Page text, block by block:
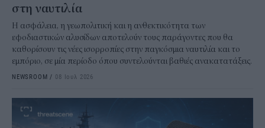
στη ναυτιλία
Η ασφάλεια, η γεωπολιτική και η ανθεκτικότητα των
εφοδιαστικών αλυσίδων αποτελούν τους παράγοντες που θα
καθορίσουν τις νέες ισορροπίες στην παγκόσμια ναυτιλία και το
εμπόριο, σε μία περίοδο όπου συντελούνται βαθιές ανακατατάξεις.
NEWSROOM / 08 Ιουλ 2026